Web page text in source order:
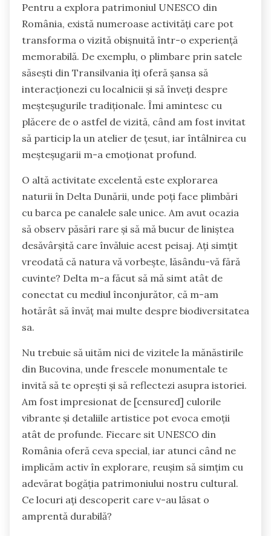
Pentru a explora patrimoniul UNESCO din
România, există numeroase activități care pot
transforma o vizită obișnuită într-o experiență
memorabilă. De exemplu, o plimbare prin satele
săsești din Transilvania îți oferă șansa să
interacționezi cu localnicii și să înveți despre
meșteșugurile tradiționale. Îmi amintesc cu
plăcere de o astfel de vizită, când am fost invitat
să particip la un atelier de țesut, iar întâlnirea cu
meșteșugarii m-a emoționat profund.
O altă activitate excelentă este explorarea
naturii în Delta Dunării, unde poți face plimbări
cu barca pe canalele sale unice. Am avut ocazia
să observ păsări rare și să mă bucur de liniștea
desăvârșită care învăluie acest peisaj. Ați simțit
vreodată că natura vă vorbește, lăsându-vă fără
cuvinte? Delta m-a făcut să mă simt atât de
conectat cu mediul înconjurător, că m-am
hotărât să învăț mai multe despre biodiversitatea
sa.
Nu trebuie să uităm nici de vizitele la mănăstirile
din Bucovina, unde frescele monumentale te
invită să te oprești și să reflectezi asupra istoriei.
Am fost impresionat de [censured] culorile
vibrante și detaliile artistice pot evoca emoții
atât de profunde. Fiecare sit UNESCO din
România oferă ceva special, iar atunci când ne
implicăm activ în explorare, reușim să simțim cu
adevărat bogăția patrimoniului nostru cultural.
Ce locuri ați descoperit care v-au lăsat o
amprentă durabilă?